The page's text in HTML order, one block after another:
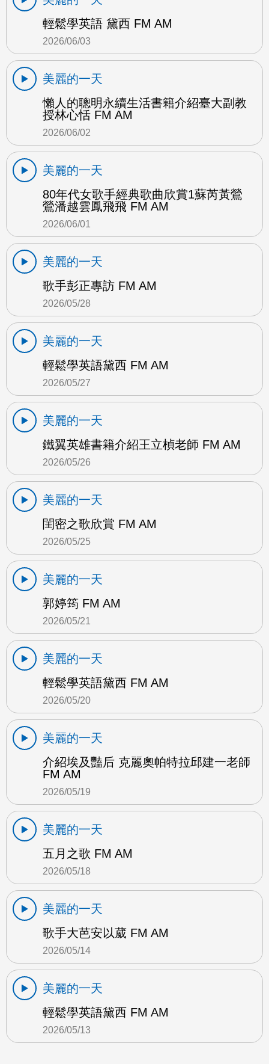
輕鬆學英語 黛西 FM AM
2026/06/03
美麗的一天
懶人的聰明永續生活書籍介紹臺大副教
授林心恬 FM AM
2026/06/02
美麗的一天
80年代女歌手經典歌曲欣賞1蘇芮黃鶯
鶯潘越雲鳳飛飛 FM AM
2026/06/01
美麗的一天
歌手彭正專訪 FM AM
2026/05/28
美麗的一天
輕鬆學英語黛西 FM AM
2026/05/27
美麗的一天
鐵翼英雄書籍介紹王立楨老師 FM AM
2026/05/26
美麗的一天
閨密之歌欣賞 FM AM
2026/05/25
美麗的一天
郭婷筠 FM AM
2026/05/21
美麗的一天
輕鬆學英語黛西 FM AM
2026/05/20
美麗的一天
介紹埃及豔后 克麗奧帕特拉邱建一老師
FM AM
2026/05/19
美麗的一天
五月之歌 FM AM
2026/05/18
美麗的一天
歌手大芭安以葳 FM AM
2026/05/14
美麗的一天
輕鬆學英語黛西 FM AM
2026/05/13